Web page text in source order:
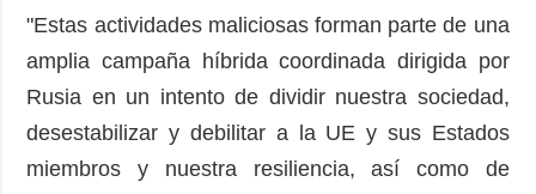
"Estas actividades maliciosas forman parte de una
amplia campaña híbrida coordinada dirigida por
Rusia en un intento de dividir nuestra sociedad,
desestabilizar y debilitar a la UE y sus Estados
miembros y nuestra resiliencia, así como de